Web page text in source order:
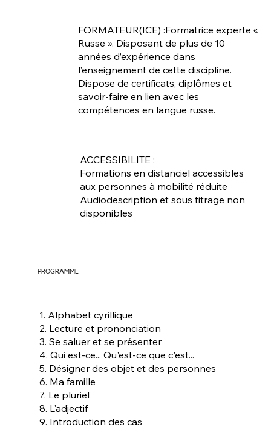
1. Alphabet cyrillique
2. Lecture et prononciation
3. Se saluer et se présenter
4. Qui est-ce... Qu'est-ce que c'est...
5. Désigner des objet et des personnes
6. Ma famille
7. Le pluriel
8. L'adjectif
9. Introduction des cas
PROGRAMME
FORMATEUR(ICE) :Formatrice experte «
Russe ». Disposant de plus de 10
années d’expérience dans
l’enseignement de cette discipline.
Dispose de certificats, diplômes et
savoir-faire en lien avec les
compétences en langue russe.
ACCESSIBILITE :
Formations en distanciel accessibles
aux personnes à mobilité réduite
Audiodescription et sous titrage non
disponibles